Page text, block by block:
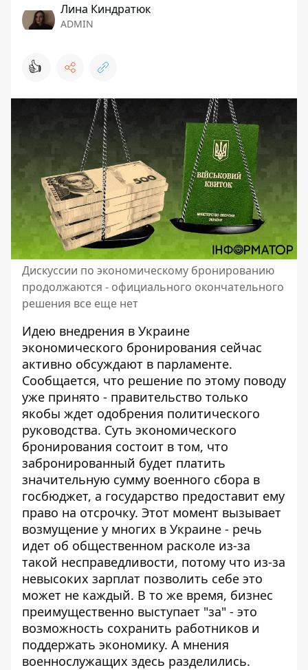
Лина Киндратюк
ADMIN
👍
Дискуссии по экономическому бронированию
продолжаются - официального окончательного
решения все еще нет
Идею внедрения в Украине
экономического бронирования сейчас
активно обсуждают в парламенте.
Сообщается, что решение по этому поводу
уже принято - правительство только
якобы ждет одобрения политического
руководства. Суть экономического
бронирования состоит в том, что
забронированный будет платить
значительную сумму военного сбора в
госбюджет, а государство предоставит ему
право на отсрочку. Этот момент вызывает
возмущение у многих в Украине - речь
идет об общественном расколе из-за
такой несправедливости, потому что из-за
невысоких зарплат позволить себе это
может не каждый. В то же время, бизнес
преимущественно выступает "за" - это
возможность сохранить работников и
поддержать экономику. А мнения
военнослужащих здесь разделились.